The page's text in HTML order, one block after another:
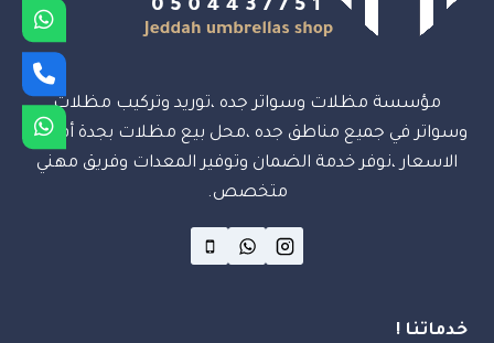
مؤسسة مظلات وسواتر جده ،توريد وتركيب مظلات
وسواتر في جميع مناطق جده ،محل بيع مظلات بجدة أفضل
الاسعار ،نوفر خدمة الضمان وتوفير المعدات وفريق مهني
متخصص.
خدماتنا !